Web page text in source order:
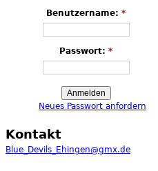
Benutzername:*
Passwort:*
Neues Passwort anfordern
Kontakt
Blue_Devils_Ehingen@gmx.de